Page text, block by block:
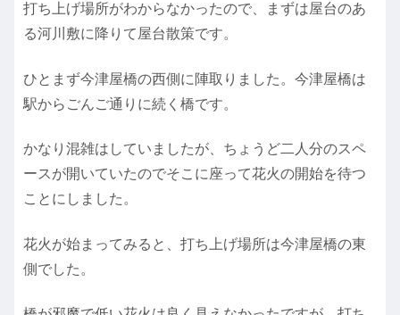
打ち上げ場所がわからなかったので、まずは屋台のあ
る河川敷に降りて屋台散策です。
ひとまず今津屋橋の西側に陣取りました。今津屋橋は
駅からごんご通りに続く橋です。
かなり混雑はしていましたが、ちょうど二人分のスペ
ースが開いていたのでそこに座って花火の開始を待つ
ことにしました。
花火が始まってみると、打ち上げ場所は今津屋橋の東
側でした。